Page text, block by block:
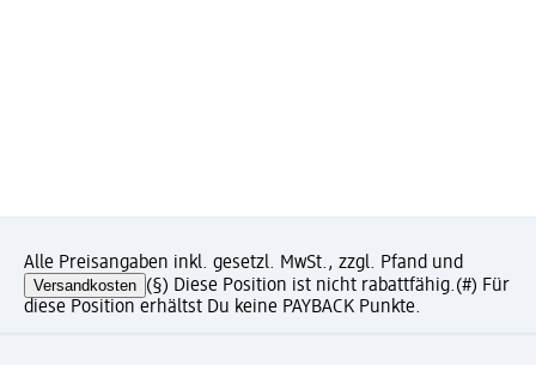
Alle Preisangaben inkl. gesetzl. MwSt., zzgl. Pfand und
Versandkosten (§) Diese Position ist nicht rabattfähig.(#) Für
diese Position erhältst Du keine PAYBACK Punkte.